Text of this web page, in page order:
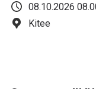
08.10.2026
Kitee